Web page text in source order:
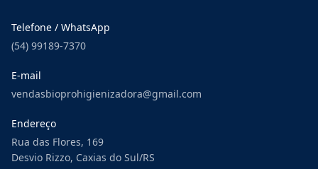
Telefone / WhatsApp
(54) 99189-7370
E-mail
vendasbioprohigienizadora@gmail.com
Endereço
Rua das Flores, 169
Desvio Rizzo, Caxias do Sul/RS